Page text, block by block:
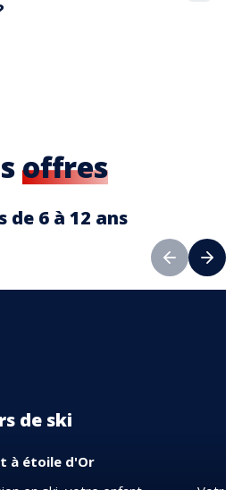
offres
de 6 à 12 ans
de ski
à étoile d'Or